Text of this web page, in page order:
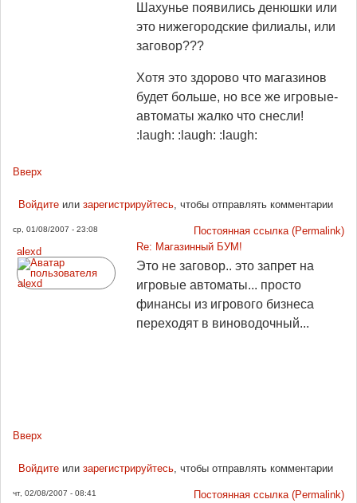
Шахунье появились денюшки или
это нижегородские филиалы, или
заговор???
Хотя это здорово что магазинов
будет больше, но все же игровые-
автоматы жалко что снесли!
:laugh: :laugh: :laugh:
Вверх
Войдитеили зарегистрируйтесь, чтобы отправлять комментарии
ср, 01/08/2007 - 23:08
Постоянная ссылка (Permalink)
alexd
Re: Магазинный БУМ!
Это не заговор.. это запрет на
игровые автоматы... просто
финансы из игрового бизнеса
переходят в виноводочный...
Вверх
Войдитеили зарегистрируйтесь, чтобы отправлять комментарии
чт, 02/08/2007 - 08:41
Постоянная ссылка (Permalink)